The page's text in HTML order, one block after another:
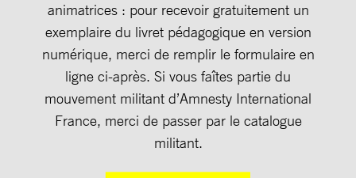
animatrices : pour recevoir gratuitement un
exemplaire du livret pédagogique en version
numérique, merci de remplir le formulaire en
ligne ci-après. Si vous faîtes partie du
mouvement militant d’Amnesty International
France, merci de passer par le catalogue
militant.